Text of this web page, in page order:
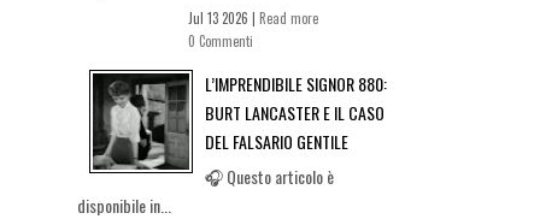
Jul 13 2026 | Read more
0 Commenti
L’IMPRENDIBILE SIGNOR 880:
BURT LANCASTER E IL CASO
DEL FALSARIO GENTILE
🎧 Questo articolo è
disponibile in...